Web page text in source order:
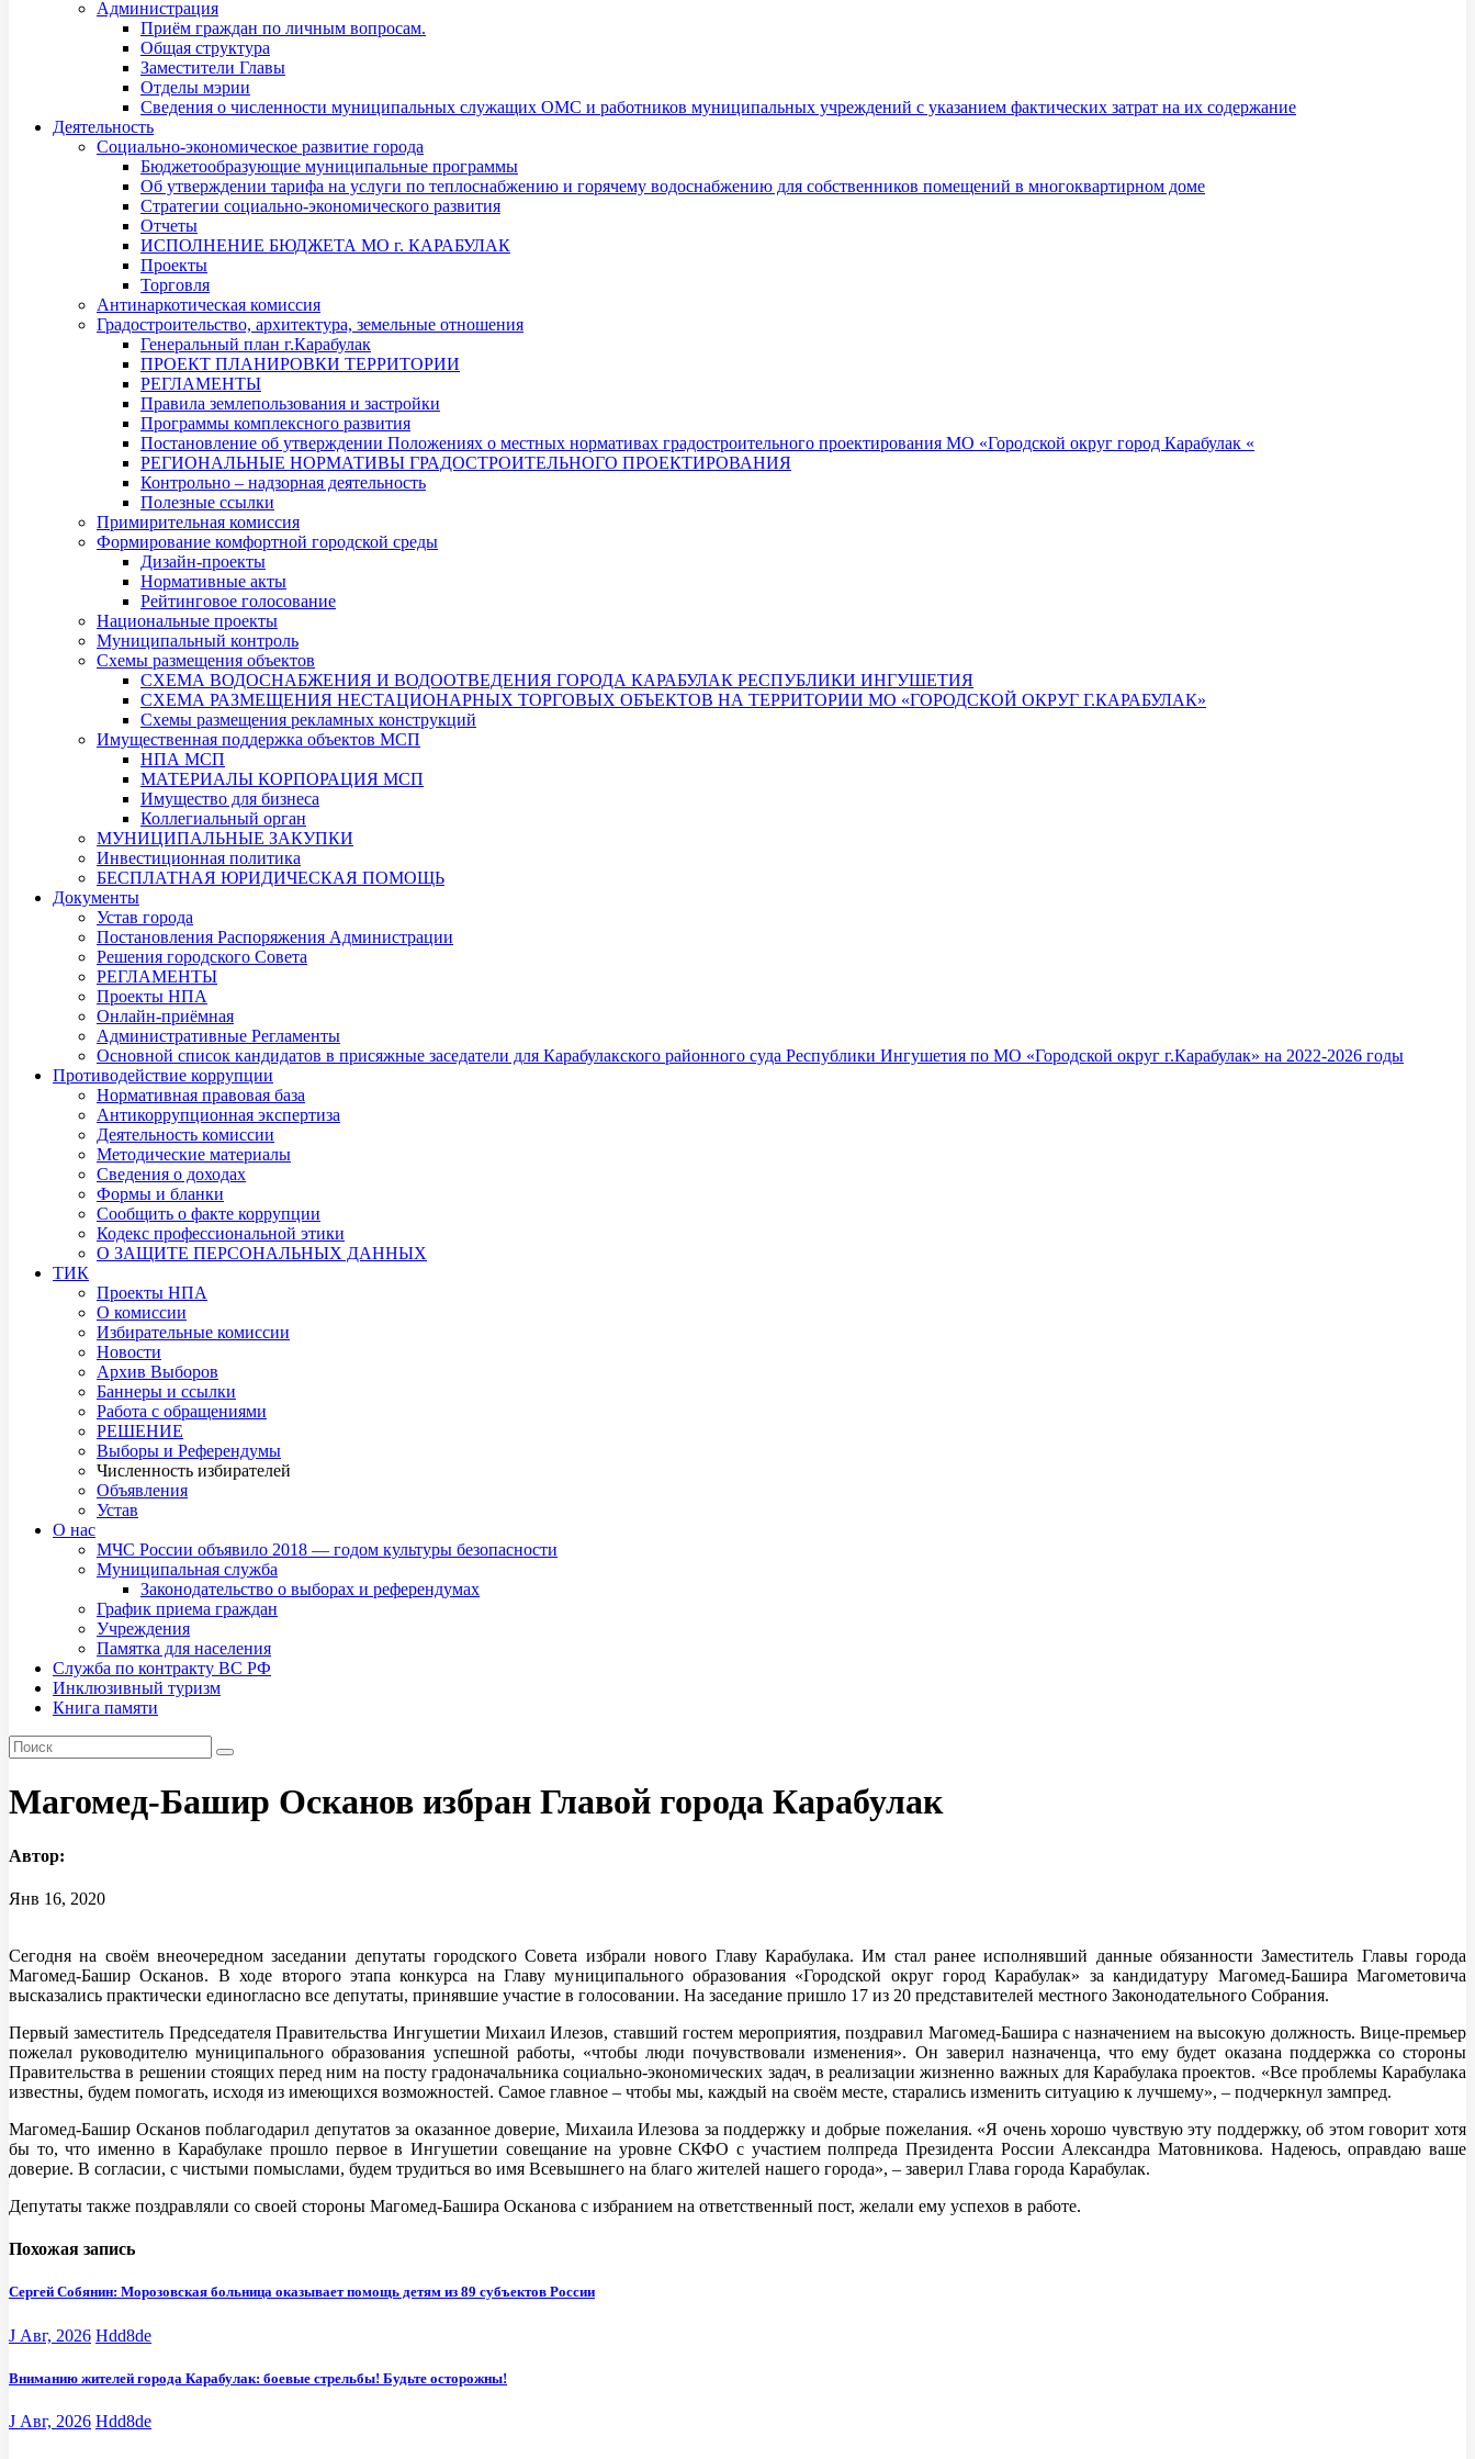
Администрация
Приём граждан по личным вопросам.
Общая структура
Заместители Главы
Отделы мэрии
Сведения о численности муниципальных служащих ОМС и работников муниципальных учреждений с указанием фактических затрат на их содержание
Деятельность
Социально-экономическое развитие города
Бюджетообразующие муниципальные программы
Об утверждении тарифа на услуги по теплоснабжению и горячему водоснабжению для собственников помещений в многоквартирном доме
Стратегии социально-экономического развития
Отчеты
ИСПОЛНЕНИЕ БЮДЖЕТА МО г. КАРАБУЛАК
Проекты
Торговля
Антинаркотическая комиссия
Градостроительство, архитектура, земельные отношения
Генеральный план г.Карабулак
ПРОЕКТ ПЛАНИРОВКИ ТЕРРИТОРИИ
РЕГЛАМЕНТЫ
Правила землепользования и застройки
Программы комплексного развития
Постановление об утверждении Положениях о местных нормативах градостроительного проектирования МО «Городской округ город Карабулак «
РЕГИОНАЛЬНЫЕ НОРМАТИВЫ ГРАДОСТРОИТЕЛЬНОГО ПРОЕКТИРОВАНИЯ
Контрольно – надзорная деятельность
Полезные ссылки
Примирительная комиссия
Формирование комфортной городской среды
Дизайн-проекты
Нормативные акты
Рейтинговое голосование
Национальные проекты
Муниципальный контроль
Схемы размещения объектов
СХЕМА ВОДОСНАБЖЕНИЯ И ВОДООТВЕДЕНИЯ ГОРОДА КАРАБУЛАК РЕСПУБЛИКИ ИНГУШЕТИЯ
СХЕМА РАЗМЕЩЕНИЯ НЕСТАЦИОНАРНЫХ ТОРГОВЫХ ОБЪЕКТОВ НА ТЕРРИТОРИИ МО «ГОРОДСКОЙ ОКРУГ Г.КАРАБУЛАК»
Схемы размещения рекламных конструкций
Имущественная поддержка объектов МСП
НПА МСП
МАТЕРИАЛЫ КОРПОРАЦИЯ МСП
Имущество для бизнеса
Коллегиальный орган
МУНИЦИПАЛЬНЫЕ ЗАКУПКИ
Инвестиционная политика
БЕСПЛАТНАЯ ЮРИДИЧЕСКАЯ ПОМОЩЬ
Документы
Устав города
Постановления Распоряжения Администрации
Решения городского Совета
РЕГЛАМЕНТЫ
Проекты НПА
Онлайн-приёмная
Административные Регламенты
Основной список кандидатов в присяжные заседатели для Карабулакского районного суда Республики Ингушетия по МО «Городской округ г.Карабулак» на 2022-2026 годы
Противодействие коррупции
Нормативная правовая база
Антикоррупционная экспертиза
Деятельность комиссии
Методические материалы
Сведения о доходах
Формы и бланки
Сообщить о факте коррупции
Кодекс профессиональной этики
О ЗАЩИТЕ ПЕРСОНАЛЬНЫХ ДАННЫХ
ТИК
Проекты НПА
О комиссии
Избирательные комиссии
Новости
Архив Выборов
Баннеры и ссылки
Работа с обращениями
РЕШЕНИЕ
Выборы и Референдумы
Численность избирателей
Объявления
Устав
О нас
МЧС России объявило 2018 — годом культуры безопасности
Муниципальная служба
Законодательство о выборах и референдумах
График приема граждан
Учреждения
Памятка для населения
Служба по контракту ВС РФ
Инклюзивный туризм
Книга памяти
Магомед-Башир Осканов избран Главой города Карабулак
Автор:
Янв 16, 2020
Сегодня на своём внеочередном заседании депутаты городского Совета избрали нового Главу Карабулака. Им стал ранее исполнявший данные обязанности Заместитель Главы города
Магомед-Башир Осканов. В ходе второго этапа конкурса на Главу муниципального образования «Городской округ город Карабулак» за кандидатуру Магомед-Башира Магометовича
высказались практически единогласно все депутаты, принявшие участие в голосовании. На заседание пришло 17 из 20 представителей местного Законодательного Собрания.
Первый заместитель Председателя Правительства Ингушетии Михаил Илезов, ставший гостем мероприятия, поздравил Магомед-Башира с назначением на высокую должность. Вице-премьер
пожелал руководителю муниципального образования успешной работы, «чтобы люди почувствовали изменения». Он заверил назначенца, что ему будет оказана поддержка со стороны
Правительства в решении стоящих перед ним на посту градоначальника социально-экономических задач, в реализации жизненно важных для Карабулака проектов. «Все проблемы Карабулака
известны, будем помогать, исходя из имеющихся возможностей. Самое главное – чтобы мы, каждый на своём месте, старались изменить ситуацию к лучшему», – подчеркнул зампред.
Магомед-Башир Осканов поблагодарил депутатов за оказанное доверие, Михаила Илезова за поддержку и добрые пожелания. «Я очень хорошо чувствую эту поддержку, об этом говорит хотя
бы то, что именно в Карабулаке прошло первое в Ингушетии совещание на уровне СКФО с участием полпреда Президента России Александра Матовникова. Надеюсь, оправдаю ваше
доверие. В согласии, с чистыми помыслами, будем трудиться во имя Всевышнего на благо жителей нашего города», – заверил Глава города Карабулак.
Депутаты также поздравляли со своей стороны Магомед-Башира Осканова с избранием на ответственный пост, желали ему успехов в работе.
Похожая запись
Сергей Собянин: Морозовская больница оказывает помощь детям из 89 субъектов России
J Авг, 2026 Hdd8de
Вниманию жителей города Карабулак: боевые стрельбы! Будьте осторожны!
J Авг, 2026 Hdd8de